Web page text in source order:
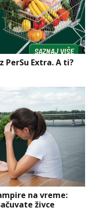
PerSu Extra. A ti?
na vreme:
živce